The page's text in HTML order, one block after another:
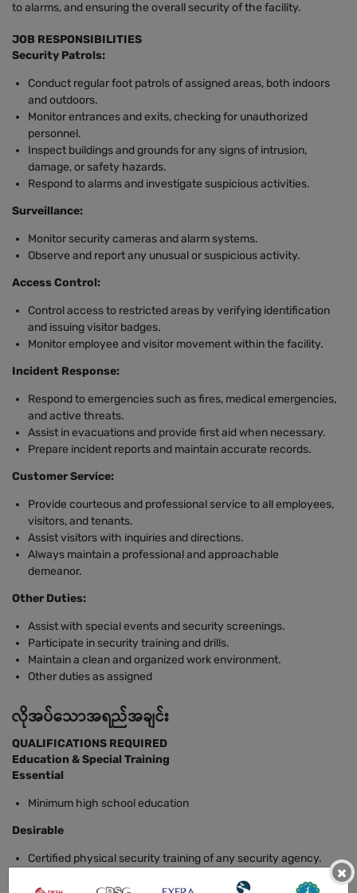
to alarms, and ensuring the overall security of the facility.
JOB RESPONSIBILITIES
Security Patrols:
Conduct regular foot patrols of assigned areas, both indoors
and outdoors.
Monitor entrances and exits, checking for unauthorized
personnel.
Inspect buildings and grounds for any signs of intrusion,
damage, or safety hazards.
Respond to alarms and investigate suspicious activities.
Surveillance:
Monitor security cameras and alarm systems.
Observe and report any unusual or suspicious activity.
Access Control:
Control access to restricted areas by verifying identification
and issuing visitor badges.
Monitor employee and visitor movement within the facility.
Incident Response:
Respond to emergencies such as fires, medical emergencies,
and active threats.
Assist in evacuations and provide first aid when necessary.
Prepare incident reports and maintain accurate records.
Customer Service:
Provide courteous and professional service to all employees,
visitors, and tenants.
Assist visitors with inquiries and directions.
Always maintain a professional and approachable
demeanor.
Other Duties:
Assist with special events and security screenings.
Participate in security training and drills.
Maintain a clean and organized work environment.
Other duties as assigned
လိုအပ်သောအရည်အချင်း
QUALIFICATIONS REQUIRED
Education & Special Training
Essential
Minimum high school education
Desirable
Certified physical security training of any security agency.
×